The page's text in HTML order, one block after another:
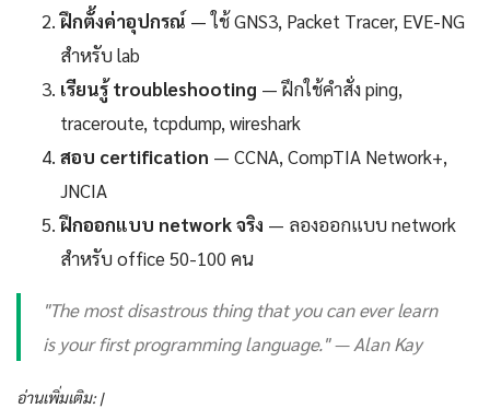
ฝึกตั้งค่าอุปกรณ์ — ใช้ GNS3, Packet Tracer, EVE-NG
สำหรับ lab
เรียนรู้ troubleshooting — ฝึกใช้คำสั่ง ping,
traceroute, tcpdump, wireshark
สอบ certification — CCNA, CompTIA Network+,
JNCIA
ฝึกออกแบบ network จริง — ลองออกแบบ network
สำหรับ office 50-100 คน
"The most disastrous thing that you can ever learn
is your first programming language." — Alan Kay
อ่านเพิ่มเติม: |